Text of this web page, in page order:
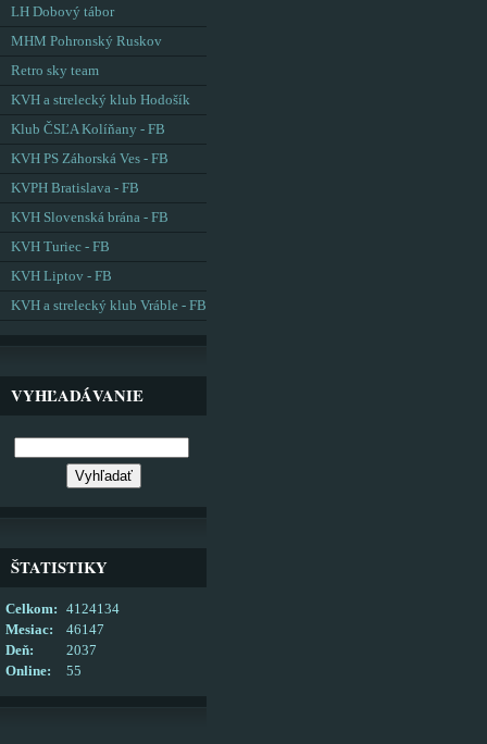
LH Dobový tábor
MHM Pohronský Ruskov
Retro sky team
KVH a strelecký klub Hodošík
Klub ČSĽA Kolíňany - FB
KVH PS Záhorská Ves - FB
KVPH Bratislava - FB
KVH Slovenská brána - FB
KVH Turiec - FB
KVH Liptov - FB
KVH a strelecký klub Vráble - FB
VYHĽADÁVANIE
ŠTATISTIKY
Online: 55
Celkom:
4124134
Mesiac:
46147
Deň:
2037